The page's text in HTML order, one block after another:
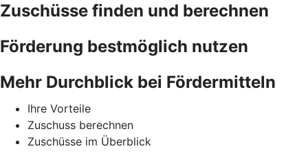
Zuschüsse finden und berechnen
Förderung bestmöglich nutzen
Mehr Durchblick bei Fördermitteln
Ihre Vorteile
Zuschuss berechnen
Zuschüsse im Überblick